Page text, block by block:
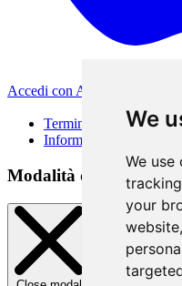
We
We use
your
Accedi con Apple
Termini di Utilizzo
Informativa sulla privacy
Modalità di accesso